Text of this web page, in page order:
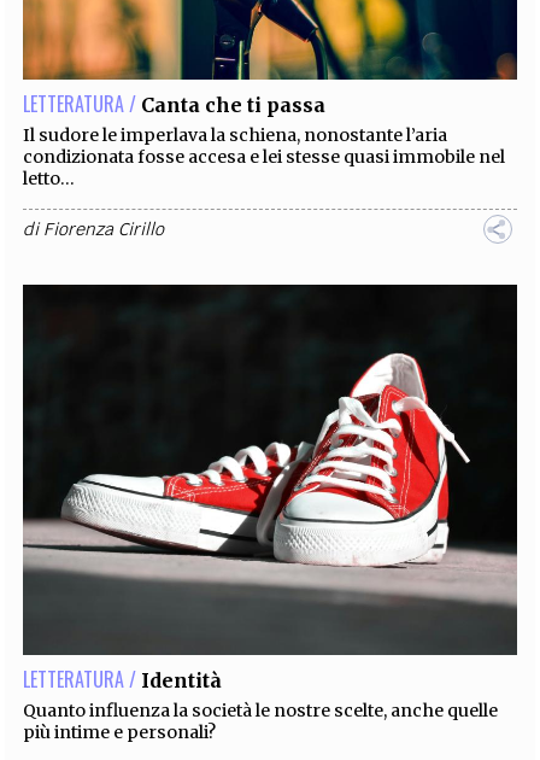
EXTRA
CODICI RUBRICHE LIBRI PROCEEDINGS PUBBLICITÀ CONTATTI
SOCIAL MEDIA
LETTERATURA / Canta che ti passa
Il sudore le imperlava la schiena, nonostante l’aria
condizionata fosse accesa e lei stesse quasi immobile nel
letto...
diFiorenza Cirillo
LETTERATURA / Identità
Quanto influenza la società le nostre scelte, anche quelle
più intime e personali?